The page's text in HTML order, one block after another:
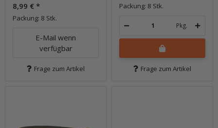
8,99 € *
Packung: 8 Stk.
E-Mail wenn
verfügbar
Frage zum Artikel
Packung: 8 Stk.
Pkg.
Frage zum Artikel